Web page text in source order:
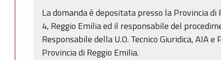
La domanda è depositata presso la Provincia
4, Reggio Emilia ed il responsabile del
Responsabile della U.O. Tecnico Giuridica, AIA
Provincia di Reggio Emilia.